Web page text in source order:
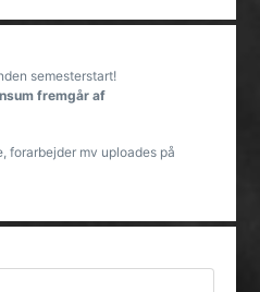
semesterstart!
fremgår af
forarbejder mv uploades på